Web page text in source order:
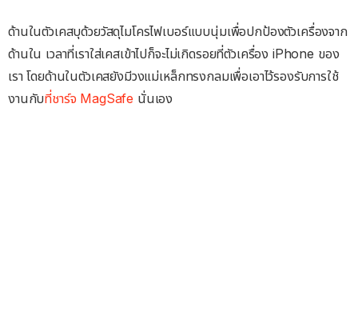
ด้านในตัวเคสบุด้วยวัสดุไมโครไฟเบอร์แบบนุ่มเพื่อปกป้องตัวเครื่องจาก
ด้านใน เวลาที่เราใส่เคสเข้าไปก็จะไม่เกิดรอยที่ตัวเครื่อง iPhone ของ
เรา โดยด้านในตัวเคสยังมีวงแม่เหล็กทรงกลมเพื่อเอาไว้รองรับการใช้
งานกับที่ชาร์จ MagSafe นั่นเอง